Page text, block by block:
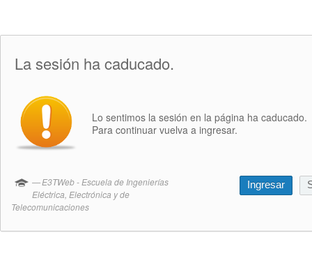
La sesión ha caducado.
Lo sentimos la sesión en la página ha caducado.
Para continuar vuelva a ingresar.
E3TWeb - Escuela de Ingenierías
Eléctrica, Electrónica y de
Telecomunicaciones
Ingresar